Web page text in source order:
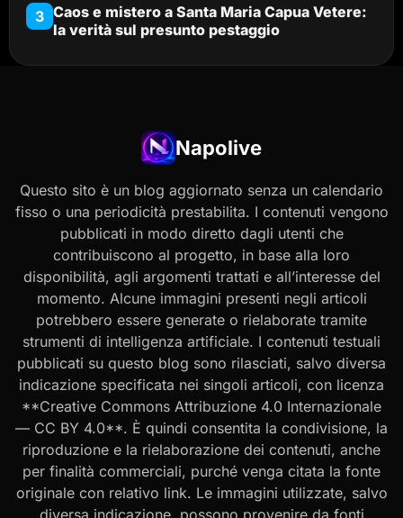
3 Caos e mistero a Santa Maria Capua Vetere:
la verità sul presunto pestaggio
Napolive
Questo sito è un blog aggiornato senza un calendario
fisso o una periodicità prestabilita. I contenuti vengono
pubblicati in modo diretto dagli utenti che
contribuiscono al progetto, in base alla loro
disponibilità, agli argomenti trattati e all’interesse del
momento. Alcune immagini presenti negli articoli
potrebbero essere generate o rielaborate tramite
strumenti di intelligenza artificiale. I contenuti testuali
pubblicati su questo blog sono rilasciati, salvo diversa
indicazione specificata nei singoli articoli, con licenza
**Creative Commons Attribuzione 4.0 Internazionale
— CC BY 4.0**. È quindi consentita la condivisione, la
riproduzione e la rielaborazione dei contenuti, anche
per finalità commerciali, purché venga citata la fonte
originale con relativo link. Le immagini utilizzate, salvo